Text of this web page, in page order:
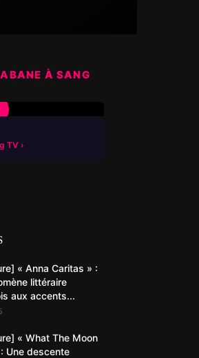
À SANG
TV
« Anna Caritas » :
littéraire
aux accents...
« What The Moon
Une descente